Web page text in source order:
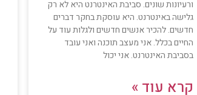
ורעיונות שונים. סביבת האינטרנט היא לא רק
גלישה באינטרנט. היא עוסקת בחקר דברים
חדשים. להכיר אנשים חדשים ולגלות עוד על
החיים בכלל. אני מעצב תוכנה ואני עובד
בסביבת האינטרנט. אני יכול
קרא עוד »